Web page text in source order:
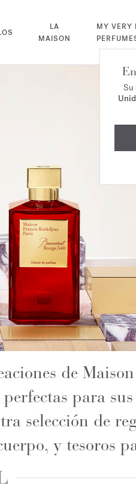
LA
MAISON
MY VERY
Su
de
para
selección de
y tesoros